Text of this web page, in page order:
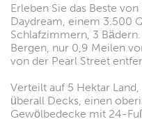
Erleben Sie das Beste
Daydream, einem 3.500
Schlafzimmern, 3
Bergen, nur 0,9 Meilen
von der Pearl Street
Verteilt auf 5 Hektar
überall Decks, einen
Gewölbedecke mit 24-